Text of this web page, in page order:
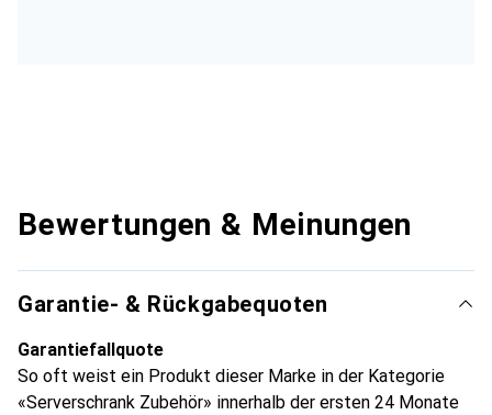
Bewertungen & Meinungen
Garantie- & Rückgabequoten
Garantiefallquote
So oft weist ein Produkt dieser Marke in der Kategorie
«Serverschrank Zubehör» innerhalb der ersten 24 Monate